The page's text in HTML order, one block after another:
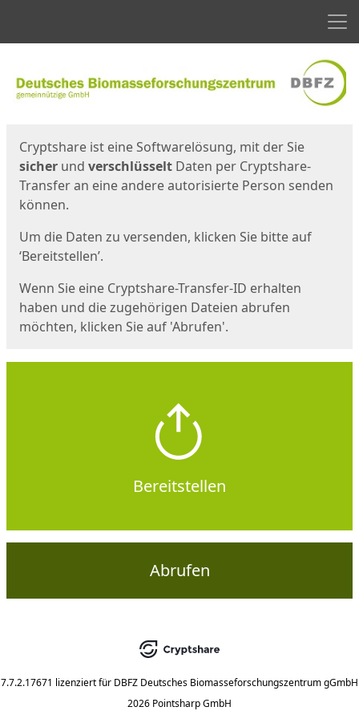
Cryptshare ist eine Softwarelösung, mit der Sie
sicher und verschlüsselt Daten per Cryptshare-
Transfer an eine andere autorisierte Person senden
können.
Um die Daten zu versenden, klicken Sie bitte auf
‘Bereitstellen’.
Wenn Sie eine Cryptshare-Transfer-ID erhalten
haben und die zugehörigen Dateien abrufen
möchten, klicken Sie auf 'Abrufen'.
Bereitstellen
Abrufen
7.7.2.17671 lizenziert für DBFZ Deutsches Biomasseforschungszentrum gGmbH
2026 Pointsharp GmbH